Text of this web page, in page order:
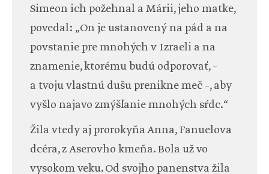
Simeon ich požehnal a Márii, jeho matke,
povedal: „On je ustanovený na pád a na
povstanie pre mnohých v Izraeli a na
znamenie, ktorému budú odporovať, –
a tvoju vlastnú dušu prenikne meč –, aby
vyšlo najavo zmýšľanie mnohých sŕdc.“
Žila vtedy aj prorokyňa Anna, Fanuelova
dcéra, z Aserovho kmeňa. Bola už vo
vysokom veku. Od svojho panenstva žila